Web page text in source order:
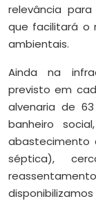
relevância
que facilitará o
ambientais.
Ainda na
previsto em
alvenaria de
banheiro
abastecimento
séptica),